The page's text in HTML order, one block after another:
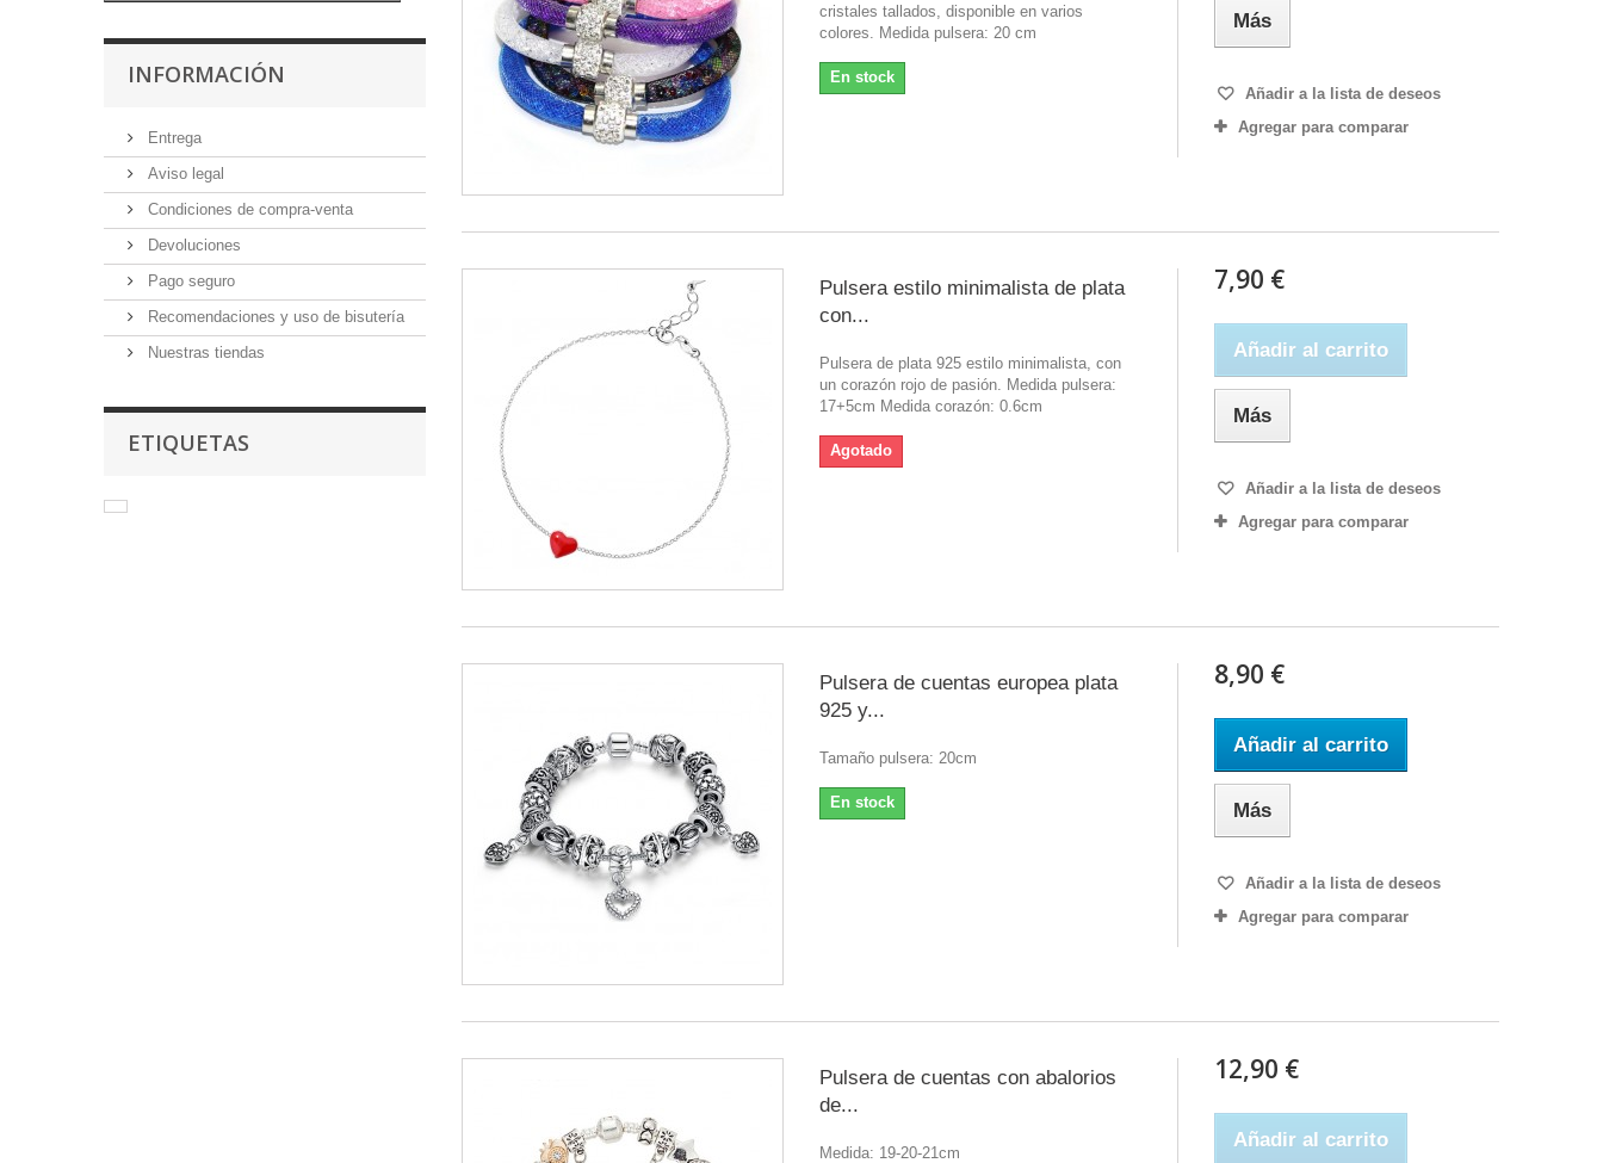
INFORMACIÓN
Entrega
Aviso legal
Condiciones de compra-venta
Devoluciones
Pago seguro
Recomendaciones y uso de bisutería
Nuestras tiendas
ETIQUETAS
cristales tallados, disponible en varios
colores. Medida pulsera: 20 cm
En stock
Más
Añadir a la lista de deseos
Agregar para comparar
Pulsera estilo minimalista de plata
con...
Pulsera de plata 925 estilo minimalista, con
un corazón rojo de pasión. Medida pulsera:
17+5cm Medida corazón: 0.6cm
Agotado
7,90 €
Añadir al carrito
Más
Añadir a la lista de deseos
Agregar para comparar
Pulsera de cuentas europea plata
925 y...
Tamaño pulsera: 20cm
En stock
8,90 €
Añadir al carrito
Más
Añadir a la lista de deseos
Agregar para comparar
Pulsera de cuentas con abalorios
de...
Medida: 19-20-21cm
12,90 €
Añadir al carrito